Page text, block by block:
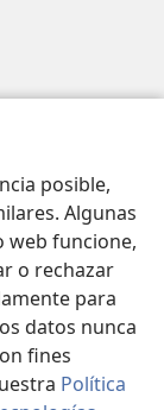
posible,
Algunas
web funcione,
o rechazar
para
datos nunca
fines
Política